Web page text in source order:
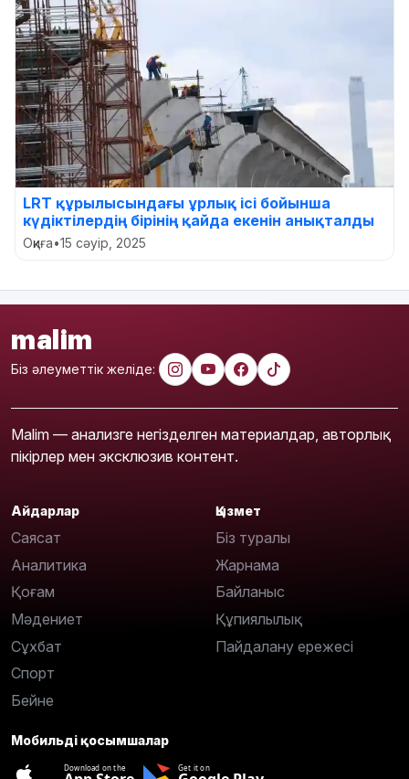
LRT құрылысындағы ұрлық ісі бойынша
күдіктілердің бірінің қайда екенін анықталды
Оқиға•15 сәуір, 2025
malim
Біз әлеуметтік желіде:
Malim — анализге негізделген материалдар, авторлық
пікірлер мен эксклюзив контент.
Айдарлар
Саясат
Аналитика
Қоғам
Мәдениет
Сұхбат
Спорт
Бейне
Қызмет
Біз туралы
Жарнама
Байланыс
Құпиялылық
Пайдалану ережесі
Мобильді қосымшалар
Download on the Get it on